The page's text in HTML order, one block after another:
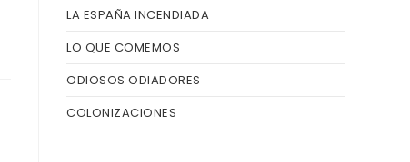
LA ESPAÑA INCENDIADA
LO QUE COMEMOS
ODIOSOS ODIADORES
COLONIZACIONES